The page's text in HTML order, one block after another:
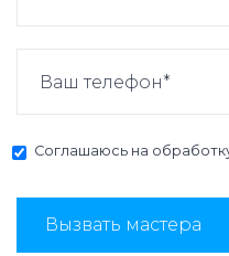
Соглашаюсь на
Вызвать мастера